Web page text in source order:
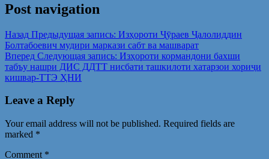
Post navigation
Назад Предыдущая запись: Изҳороти Ҷӯраев Ҷалолиддин
Болтабоевич мудири маркази сабт ва машварат
Вперед Следующая запись: Изҳороти кормандони бахши
табъу нашри ДИС ДДТТ нисбати ташкилоти хатарзои хориҷи
кишвар-ТТЭ ҲНИ
Leave a Reply
Your email address will not be published. Required fields are
marked *
Comment *